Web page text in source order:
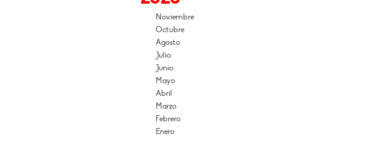
Noviembre
Octubre
Agosto
Julio
Junio
Mayo
Abril
Marzo
Febrero
Enero